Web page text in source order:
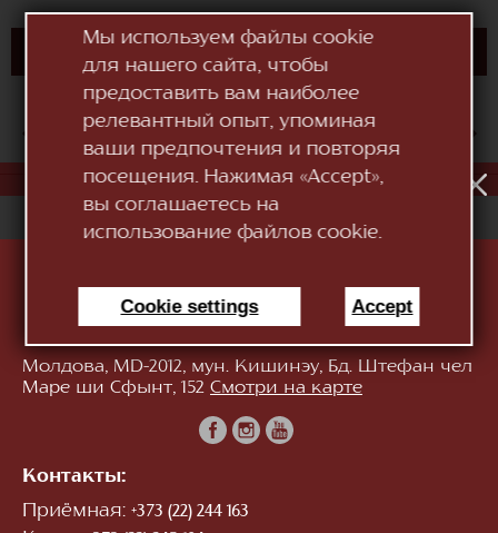
Мы используем файлы cookie
для нашего сайта, чтобы
предоставить вам наиболее
релевантный опыт, упоминая
ваши предпочтения и повторяя
посещения. Нажимая «Accept»,
вы соглашаетесь на
использование файлов cookie.
Cookie settings Accept
КУПИТЬ БИЛЕТ
5 10
Молдова, MD-2012, мун. Кишинэу, Бд. Штефан чел
Маре ши Сфынт, 152 Смотри на карте
Контакты:
Приёмная: +373 (22) 244 163